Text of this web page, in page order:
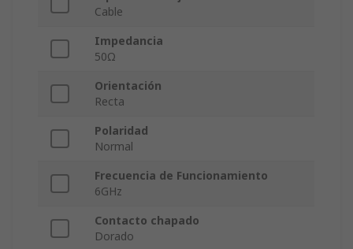
Cable
Impedancia
50Ω
Orientación
Recta
Polaridad
Normal
Frecuencia de Funcionamiento
6GHz
Contacto chapado
Dorado